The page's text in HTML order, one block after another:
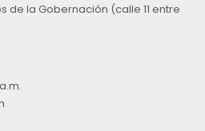
de la Gobernación (calle 11 entre